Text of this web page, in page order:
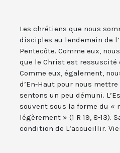
Les chrétiens que nous
disciples au lendemain de
Pentecôte. Comme eux,
que le Christ est ressuscité
Comme eux, également,
d’En-Haut pour nous
sentons un peu démuni.
souvent sous la forme du «
légèrement » (1 R 19, 8-13).
condition de L’accueillir.